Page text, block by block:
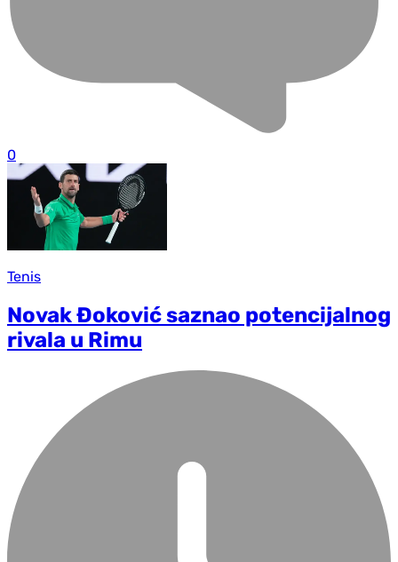
0
Tenis
Novak Đoković saznao potencijalnog
rivala u Rimu